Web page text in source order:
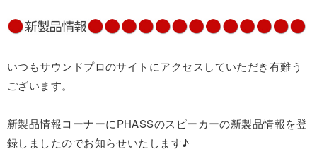
いつもサウンドプロのサイトにアクセスしていただき有難う
ございます。
新製品情報コーナーにPHASSのスピーカーの新製品情報を登
録しましたのでお知らせいたします♪